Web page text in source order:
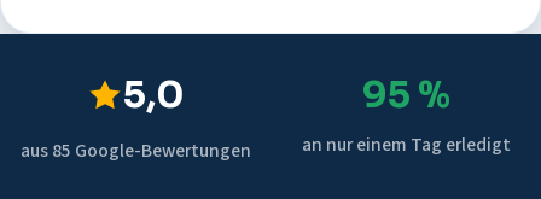
5,0
aus 85 Google-Bewertungen
95 %
an nur einem Tag erledigt